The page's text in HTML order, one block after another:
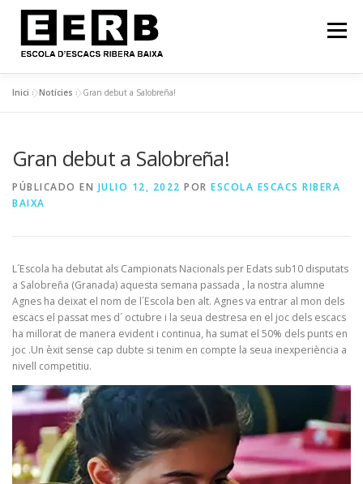
Menú
CURS 2025-2026: HORARI! EERB EN IMATGES
Inici »Notícies »Gran debut a Salobreña!
Gran debut a Salobreña!
PÚBLICADO EN JULIO 12, 2022 POR ESCOLA ESCACS RIBERA
BAIXA
L´Escola ha debutat als Campionats Nacionals per Edats sub10 disputats
a Salobreña (Granada) aquesta semana passada , la nostra alumne
Agnes ha deixat el nom de l´Escola ben alt. Agnes va entrar al mon dels
escacs el passat mes d´ octubre i la seua destresa en el joc dels escacs
ha millorat de manera evident i continua, ha sumat el 50% dels punts en
joc .Un èxit sense cap dubte si tenim en compte la seua inexperiència a
nivell competitiu.